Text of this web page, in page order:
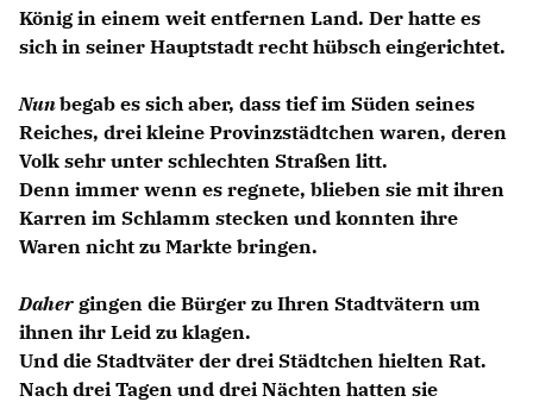
Mitglied werden
LINKS
König in einem weit entfernen Land. Der hatte es
sich in seiner Hauptstadt recht hübsch eingerichtet.
Nunbegab es sich aber, dass tief im Süden seines
Reiches, drei kleine Provinzstädtchen waren, deren
Volk sehr unter schlechten Straßen litt.
Denn immer wenn es regnete, blieben sie mit ihren
Karren im Schlamm stecken und konnten ihre
Waren nicht zu Markte bringen.
Daher gingen die Bürger zu Ihren Stadtvätern um
ihnen ihr Leid zu klagen.
Und die Stadtväter der drei Städtchen hielten Rat.
Nach drei Tagen und drei Nächten hatten sie